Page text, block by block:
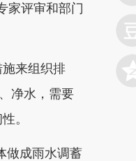
家评审和部门
来组织排
净水，需要
。
做成雨水调蓄